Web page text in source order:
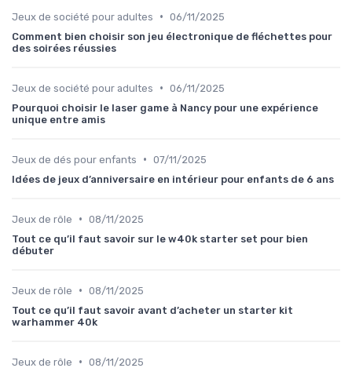
Jeux de société pour adultes • 06/11/2025
Comment bien choisir son jeu électronique de fléchettes pour
des soirées réussies
Jeux de société pour adultes • 06/11/2025
Pourquoi choisir le laser game à Nancy pour une expérience
unique entre amis
Jeux de dés pour enfants • 07/11/2025
Idées de jeux d’anniversaire en intérieur pour enfants de 6 ans
Jeux de rôle • 08/11/2025
Tout ce qu’il faut savoir sur le w40k starter set pour bien
débuter
Jeux de rôle • 08/11/2025
Tout ce qu’il faut savoir avant d’acheter un starter kit
warhammer 40k
Jeux de rôle • 08/11/2025